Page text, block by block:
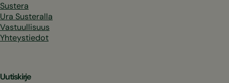
Sustera
Ura Susteralla
Vastuullisuus
Yhteystiedot
Uutiskirje